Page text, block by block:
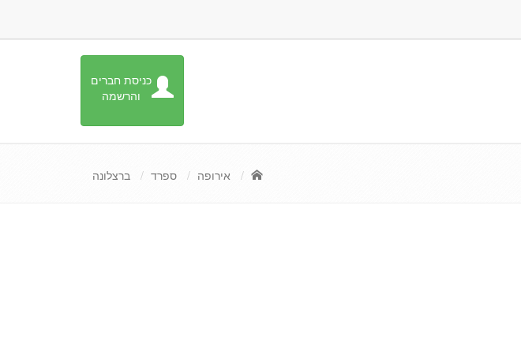
כניסת חברים
והרשמה
אירופה ספרד ברצלונה